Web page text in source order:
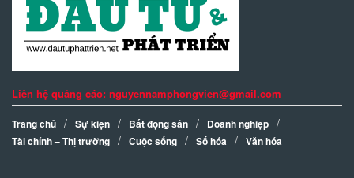
Liên hệ quảng cáo: nguyennamphongvien@gmail.com
Trang chủ Sự kiện Bất động sản
Doanh nghiệp
Tài chính – Thị trường
Cuộc sống Số hóa Văn hóa